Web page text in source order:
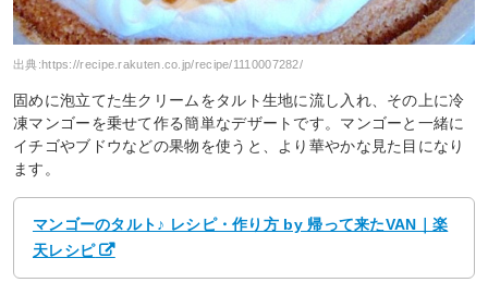
出典:https://recipe.rakuten.co.jp/recipe/1110007282/
固めに泡立てた生クリームをタルト生地に流し入れ、その上に冷
凍マンゴーを乗せて作る簡単なデザートです。マンゴーと一緒に
イチゴやブドウなどの果物を使うと、より華やかな見た目になり
ます。
マンゴーのタルト♪ レシピ・作り方 by 帰って来たVAN｜楽
天レシピ